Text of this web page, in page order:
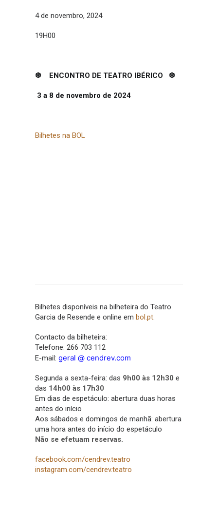
4 de novembro, 2024
19H00
❆ ENCONTRO DE TEATRO IBÉRICO ❆
3 a 8 de novembro de 2024
Bilhetes na BOL
Bilhetes disponíveis na bilheteira do Teatro
Garcia de Resende e online em bol.pt.
Contacto da bilheteira:
Telefone: 266 703 112
E-mail: geral @ cendrev.com
Segunda a sexta-feira: das 9h00 às 12h30 e
das 14h00 às 17h30
Em dias de espetáculo: abertura duas horas
antes do início
Aos sábados e domingos de manhã: abertura
uma hora antes do início do espetáculo
Não se efetuam reservas.
facebook.com/cendrev.teatro
instagram.com/cendrev.teatro